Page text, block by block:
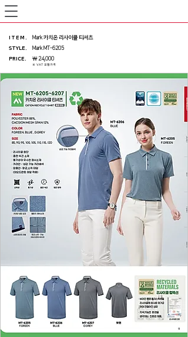
ITEM .
Mark 카치온 리사이클 티셔츠
STYLE.
Mark MT-6205
PRICE.
※ VAT 포함가격
￦ 24,000